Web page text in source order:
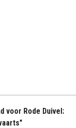
voor Rode Duivel: